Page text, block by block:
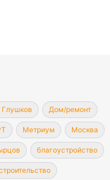
Глушков Дом/ремонт
Метриум Москва
благоустройство